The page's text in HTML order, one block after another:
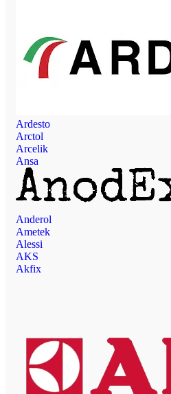
Ardesto
Arctol
Arcelik
Ansa
Anderol
Ametek
Alessi
AKS
Akfix